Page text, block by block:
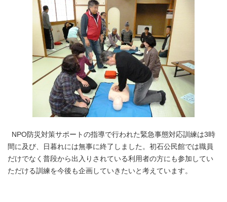
NPO防災対策サポートの指導で行われた緊急事態対応訓練は3時
間に及び、日暮れには無事に終了しました。初石公民館では職員
だけでなく普段から出入りされている利用者の方にも参加してい
ただける訓練を今後も企画していきたいと考えています。